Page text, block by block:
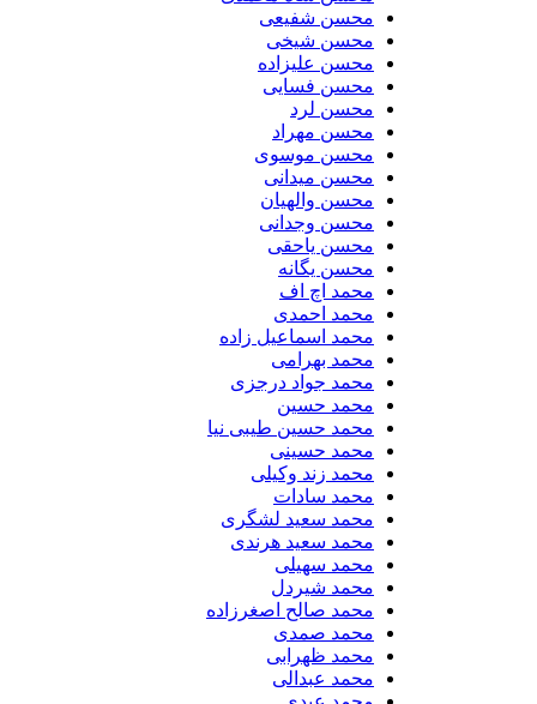
محسن شفیعی
محسن شیخی
محسن علیزاده
محسن فسایی
محسن لرد
محسن مهراد
محسن موسوی
محسن میدانی
محسن والهیان
محسن وجدانی
محسن یاحقی
محسن یگانه
محمد اچ اف
محمد احمدی
محمد اسماعیل زاده
محمد بهرامی
محمد جواد درجزی
محمد حسین
محمد حسین طیبی نیا
محمد حسینی
محمد زند وکیلی
محمد سادات
محمد سعید لشگری
محمد سعید هرندی
محمد سهیلی
​محمد شیردل
محمد صالح اصغرزاده
محمد صمدی
محمد ظهرابی
محمد عبدالی